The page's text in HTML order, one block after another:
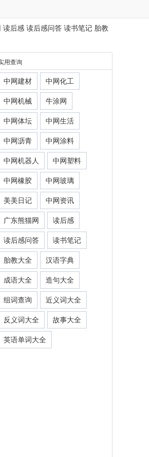
读后感 读后感问答 读书笔记 胎教
用查询
中网建材 中网化工
中网机械 牛涂网
中网体坛 中网生活
中网沥青 中网涂料
中网机器人 中网塑料
中网橡胶 中网玻璃
美美日记 中网资讯
广东熊猫网 读后感
读后感问答 读书笔记
胎教大全 汉语字典
成语大全 造句大全
组词查询 近义词大全
反义词大全 故事大全
英语单词大全